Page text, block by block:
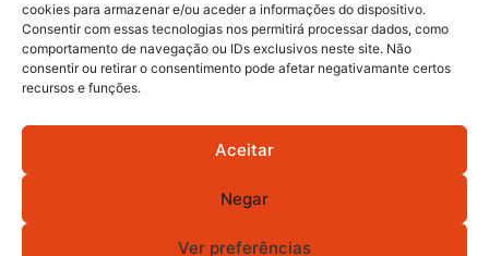
cookies para armazenar e/ou aceder a informações do dispositivo.
Consentir com essas tecnologias nos permitirá processar dados, como
comportamento de navegação ou IDs exclusivos neste site. Não
consentir ou retirar o consentimento pode afetar negativamante certos
recursos e funções.
Aceitar
Negar
Ver preferências
Subscreva Newsletter:
QUERO ADERIR
Política de Privacidade